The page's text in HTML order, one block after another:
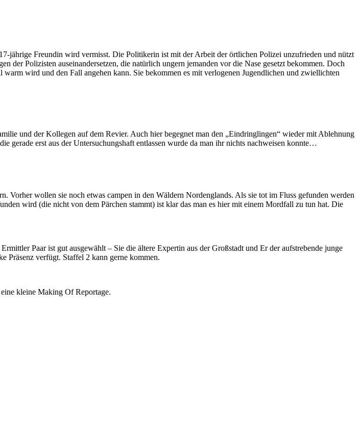
jährige Freundin wird vermisst. Die Politikerin ist mit der Arbeit der örtlichen Polizei unzufrieden und nützt
Polizisten auseinandersetzen, die natürlich ungern jemanden vor die Nase gesetzt bekommen. Doch
wird und den Fall angehen kann. Sie bekommen es mit verlogenen Jugendlichen und zwiellichten
und der Kollegen auf dem Revier. Auch hier begegnet man den „Eindringlingen“ wieder mit Ablehnung
gerade erst aus der Untersuchungshaft entlassen wurde da man ihr nichts nachweisen konnte…
Vorher wollen sie noch etwas campen in den Wäldern Nordenglands. Als sie tot im Fluss gefunden werden
wird (die nicht von dem Pärchen stammt) ist klar das man es hier mit einem Mordfall zu tun hat. Die
Paar ist gut ausgewählt – Sie die ältere Expertin aus der Großstadt und Er der aufstrebende junge
Präsenz verfügt. Staffel 2 kann gerne kommen.
kleine Making Of Reportage.